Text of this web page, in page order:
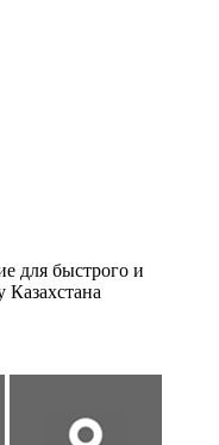
для быстрого и
Казахстана